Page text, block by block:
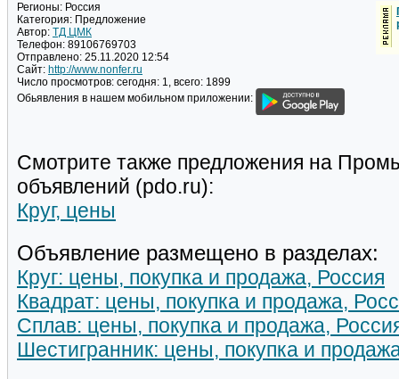
Регионы: Россия
Категория: Предложение
Автор: ТД ЦМК
Телефон: 89106769703
Отправлено: 25.11.2020 12:54
Сайт: http://www.nonfer.ru
Число просмотров: сегодня: 1, всего: 1899
Обьявления в нашем мобильном приложении:
Смотрите также предложения на
объявлений (pdo.ru):
Круг, цены
Объявление размещено в разделах:
Круг: цены, покупка и продажа, Россия
Квадрат: цены, покупка и продажа,
Сплав: цены, покупка и продажа,
Шестигранник: цены, покупка и